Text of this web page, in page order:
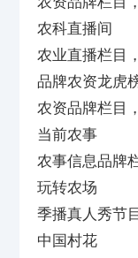
农科直播间
农业直播栏目
品牌农资龙虎
农资品牌栏目
当前农事
农事信息品牌
玩转农场
季播真人秀节
中国村花